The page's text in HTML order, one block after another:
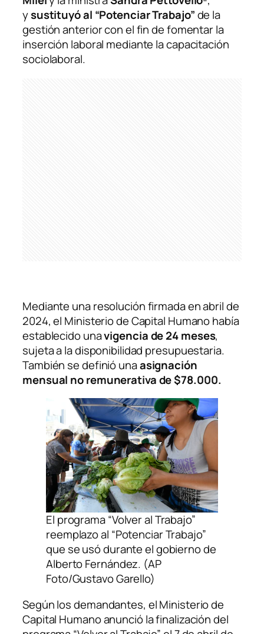
ysustituyó al “Potenciar Trabajo”de la
gestión anterior con el fin de fomentar la
inserción laboral mediante la capacitación
sociolaboral.
Mediante una resolución firmada en abril de
2024, el Ministerio de Capital Humano había
establecido unavigencia de 24 meses,
sujeta a la disponibilidad presupuestaria.
También se definió unaasignación
mensual no remunerativa de $78.000.
El programa “Volver al Trabajo”
reemplazo al “Potenciar Trabajo”
que se usó durante el gobierno de
Alberto Fernández. (AP
Foto/Gustavo Garello)
Según los demandantes, el Ministerio de
Capital Humano anunció la finalización del